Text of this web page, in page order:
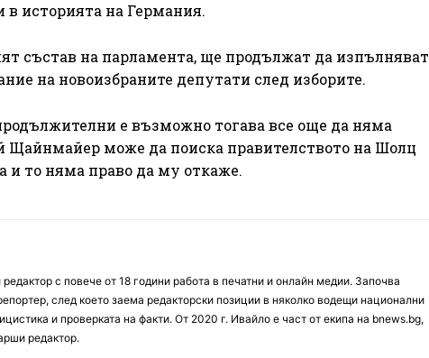
в историята на Германия.
състав на парламента, ще продължат да изпълняват
на новоизбраните депутати след изборите.
е възможно тогава все още да няма
Щайнмайер може да поиска правителството на Шолц
и то няма право да му откаже.
с повече от 18 години работа в печатни и онлайн медии. Започва
след което заема редакторски позиции в няколко водещи национални
и проверката на факти. От 2020 г. Ивайло е част от екипа на bnews.bg,
редактор.